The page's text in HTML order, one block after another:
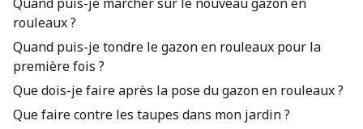
Quand puis-je marcher sur le nouveau gazon en
rouleaux ?
Quand puis-je tondre le gazon en rouleaux pour la
première fois ?
Que dois-je faire après la pose du gazon en rouleaux ?
Que faire contre les taupes dans mon jardin ?